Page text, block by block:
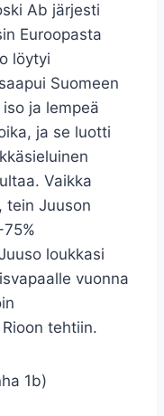
Ab järjesti
Euroopasta
löytyi
Suomeen
ja lempeä
ja se luotti
Vaikka
tein Juuson
loukkasi
vuonna
tehtiin.
1b)